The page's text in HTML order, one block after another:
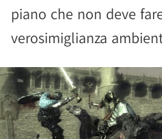
piano che non deve
verosimiglianza